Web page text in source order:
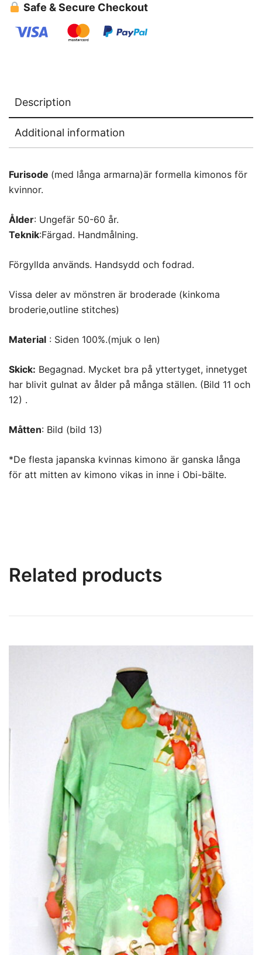
Safe & Secure Checkout
Description
Additional information
Furisode (med långa armarna)är formella kimonos för
kvinnor.
Ålder: Ungefär 50-60 år.
Teknik:Färgad. Handmålning.
Förgyllda används. Handsydd och fodrad.
Vissa deler av mönstren är broderade (kinkoma
broderie,outline stitches)
Material : Siden 100%.(mjuk o len)
Skick: Begagnad. Mycket bra på yttertyget, innetyget
har blivit gulnat av ålder på många ställen. (Bild 11 och
12) .
Måtten: Bild (bild 13)
*De flesta japanska kvinnas kimono är ganska långa
för att mitten av kimono vikas in inne i Obi-bälte.
Related products